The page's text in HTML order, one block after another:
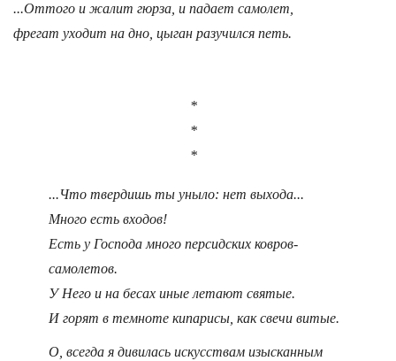
...Оттого и жалит гюрза, и падает самолет,
фрегат уходит на дно, цыган разучился петь.
*
*
*
...Что твердишь ты уныло: нет выхода...
Много есть входов!
Есть у Господа много персидских ковров-
самолетов.
У Него и на бесах иные летают святые.
И горят в темноте кипарисы, как свечи витые.
О, всегда я дивилась искусствам изысканным